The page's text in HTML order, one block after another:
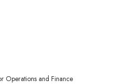
Operations and Finance